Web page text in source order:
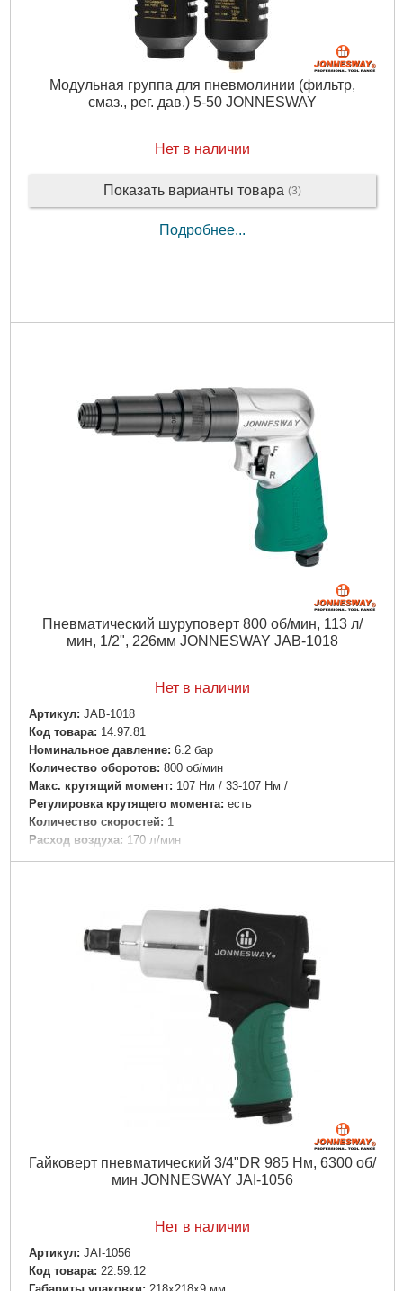
Модульная группа для пневмолинии (фильтр,
смаз., рег. дав.) 5-50 JONNESWAY
Нет в наличии
Показать варианты товара (3)
Подробнее...
Пневматический шуруповерт 800 об/мин, 113 л/
мин, 1/2", 226мм JONNESWAY JAB-1018
Нет в наличии
Артикул: JAB-1018
Код товара: 14.97.81
Номинальное давление: 6.2 бар
Количество оборотов: 800 об/мин
Макс. крутящий момент: 107 Нм / 33-107 Нм /
Регулировка крутящего момента: есть
Количество скоростей: 1
Расход воздуха: 170 л/мин
Входной штуцер: 1/4 "
пневмо (компрессор)
Габариты упаковки:
240x160x50 мм
Вес брутто: 1,550 г
Подробнее...
Гайковерт пневматический 3/4"DR 985 Нм, 6300 об/
мин JONNESWAY JAI-1056
Нет в наличии
Артикул: JAI-1056
Код товара: 22.59.12